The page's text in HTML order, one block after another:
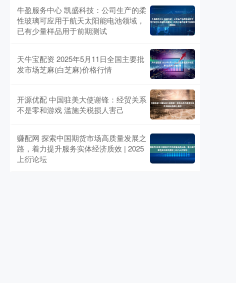
牛盈服务中心 凯盛科技：公司生产的柔
性玻璃可应用于航天太阳能电池领域，
已有少量样品用于前期测试
天牛宝配资 2025年5月11日全国主要批
发市场芝麻(白芝麻)价格行情
开源优配 中国驻美大使谢锋：经贸关系
不是零和游戏 滥施关税损人害己
赚配网 探索中国期货市场高质量发展之
路，着力提升服务实体经济质效 | 2025
上衍论坛